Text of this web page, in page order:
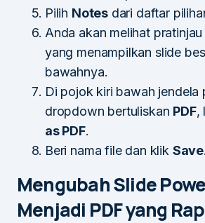
Pilih Notes dari daftar
Anda akan melihat
yang menampilkan slide
bawahnya.
Di pojok kiri bawah jendela
dropdown bertuliskan PDF,
as PDF.
Beri nama file dan klik Save.
Mengubah Slide
Menjadi PDF yang